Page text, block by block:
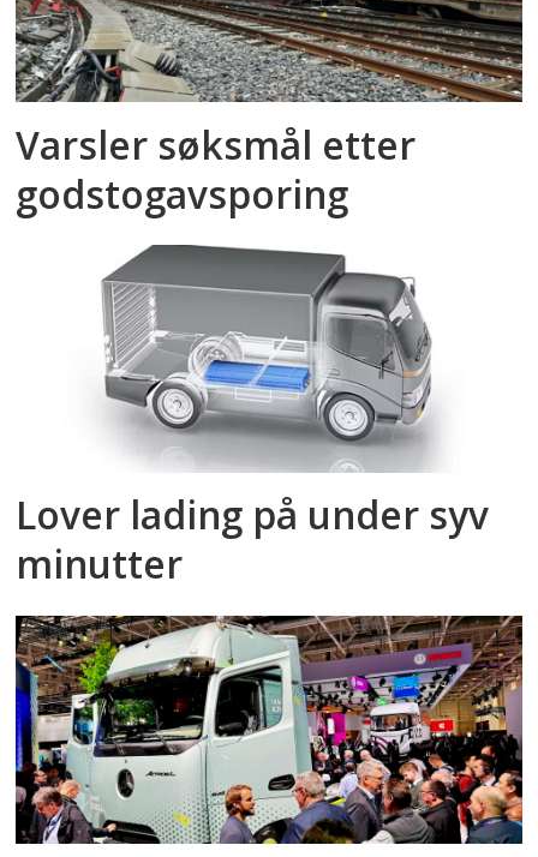
Varsler søksmål etter
godstog­avsporing
Lover lading på under syv
minutter